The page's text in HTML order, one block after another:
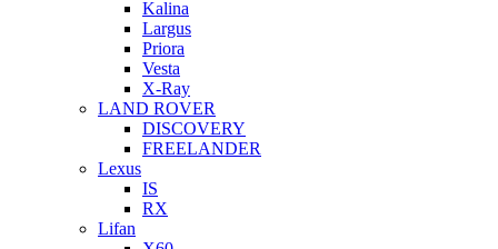
Kalina
Largus
Priora
Vesta
X-Ray
LAND ROVER
DISCOVERY
FREELANDER
Lexus
IS
RX
Lifan